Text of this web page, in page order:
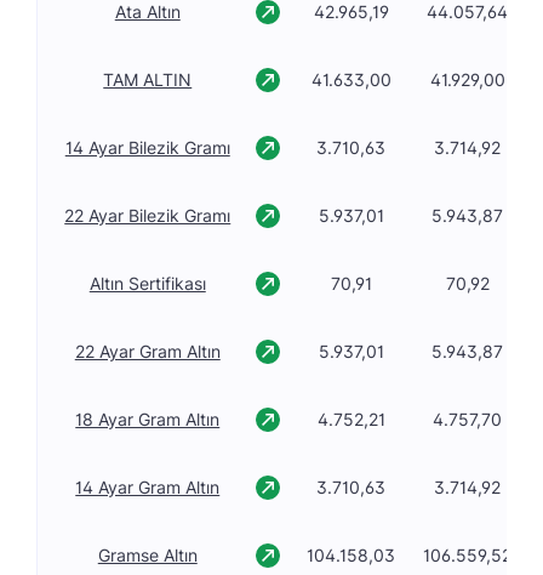
Ata Altın 42.965,19 44.057,64
TAM ALTIN 41.633,00 41.929,00
14 Ayar Bilezik Gramı 3.710,63 3.714,92
22 Ayar Bilezik Gramı 5.937,01 5.943,87
Altın Sertifikası 70,91 70,92
22 Ayar Gram Altın 5.937,01 5.943,87
18 Ayar Gram Altın 4.752,21 4.757,70
14 Ayar Gram Altın 3.710,63 3.714,92
Gramse Altın 104.158,03 106.559,52